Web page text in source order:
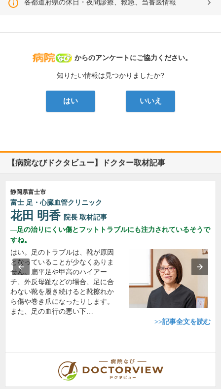
各都道府県の休日・夜間診療、救急、当番医情報
病院なび
からのアンケートにご協力ください。
知りたい情報は見つかりましたか?
はい いいえ
【病院なびドクタビュー】ドクター取材記事
静岡県富士市
富士 足・心臓血管クリニック
花田 明香 院長 取材記事
足の治りにくい傷とフットトラブルにも注力されているそうで
すね。
はい。足のトラブルは、靴が原因
となっていることが少なくありま
せん。扁平足や甲高のハイアー
チ、外反母趾などの場合、足に合
わない靴を履き続けると靴擦れか
ら傷や巻き爪になったりします。
また、足の血行の悪い下…
>>記事全文を読む